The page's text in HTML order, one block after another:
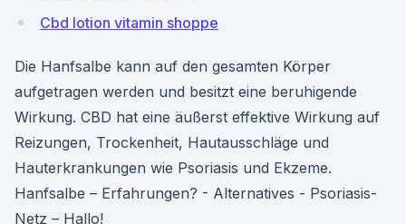
Cbd lotion vitamin shoppe
Die Hanfsalbe kann auf den gesamten Körper
aufgetragen werden und besitzt eine beruhigende
Wirkung. CBD hat eine äußerst effektive Wirkung auf
Reizungen, Trockenheit, Hautausschläge und
Hauterkrankungen wie Psoriasis und Ekzeme.
Hanfsalbe – Erfahrungen? - Alternatives - Psoriasis-
Netz – Hallo!